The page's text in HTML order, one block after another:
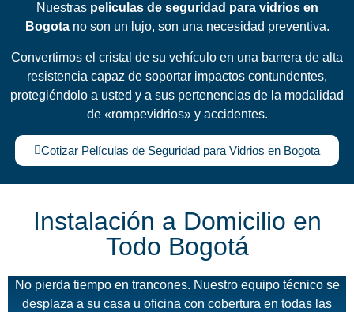
Nuestras peliculas de seguridad para vidrios en
Bogota no son un lujo, son una necesidad preventiva.
Convertimos el cristal de su vehículo en una barrera de alta
resistencia capaz de soportar impactos contundentes,
protegiéndolo a usted y a sus pertenencias de la modalidad
de «rompevidrios» y accidentes.
Cotizar Películas de Seguridad para Vidrios en Bogota
Instalación a Domicilio en
Todo Bogotá
No pierda tiempo en trancones. Nuestro equipo técnico se
desplaza a su casa u oficina con cobertura en todas las